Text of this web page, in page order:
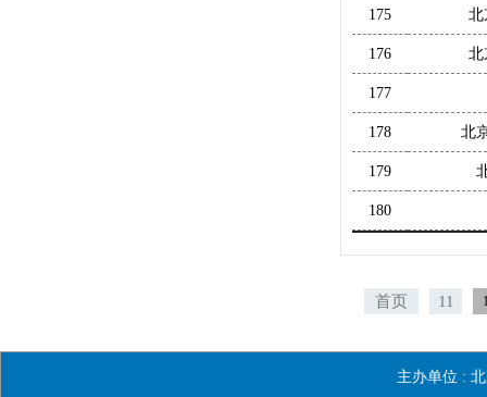
175 北
176 北
177
178 北
179
180
首页 11
主办单位 :